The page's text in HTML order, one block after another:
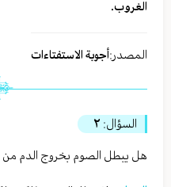
الغروب.
المصدر:أجوبة الاستفتاءات
السؤال: ٢
هل یبطل الصوم بخروج الدم من